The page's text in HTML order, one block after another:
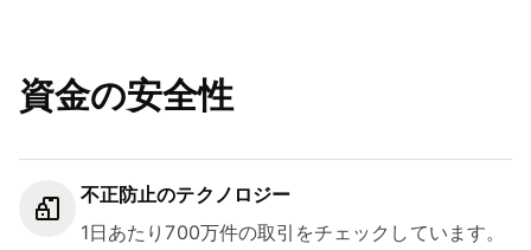
資金の安全性
不正防止のテクノロジー
1日あたり700万件の取引をチェックしています。